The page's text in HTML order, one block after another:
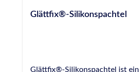
Glättfix®-Silikonspachtel
Glättfix®-Silikonspachtel ist ein